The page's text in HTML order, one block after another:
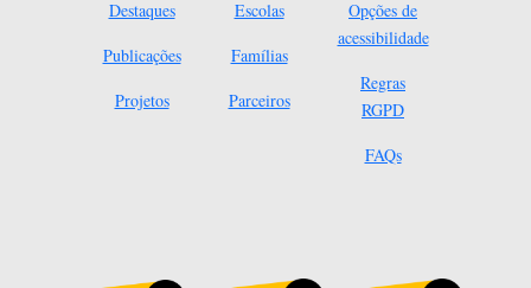
Destaques
Publicações
Projetos
Escolas
Famílias
Parceiros
Opções de
acessibilidade
Regras
RGPD
FAQs